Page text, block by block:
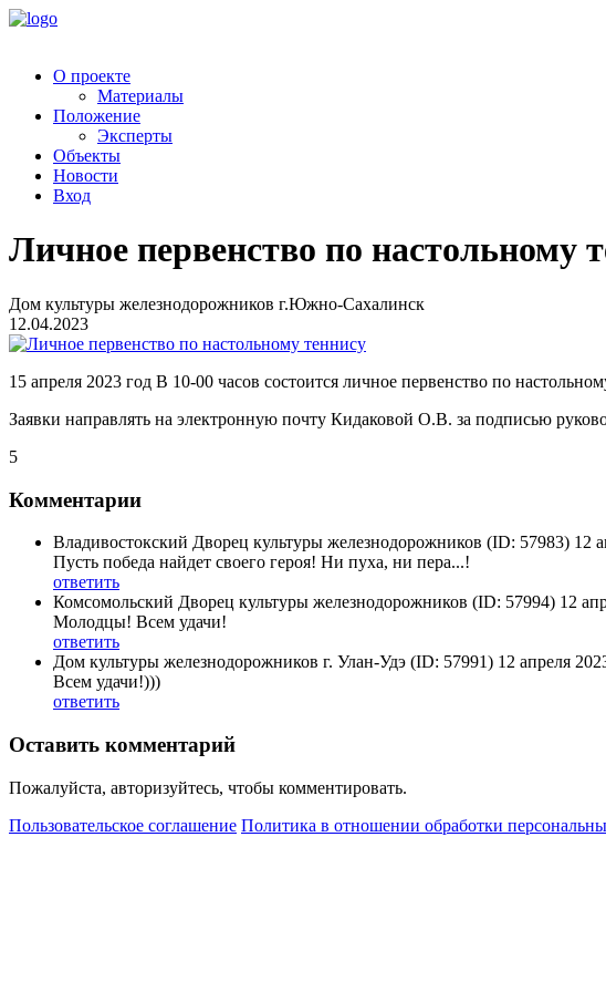
О проекте
Материалы
Положение
Эксперты
Объекты
Новости
Вход
Личное первенство по настольному
Дом культуры железнодорожников г.Южно-Сахалинск
12.04.2023
15 апреля 2023 год В 10-00 часов состоится личное первенство по
Заявки направлять на электронную почту Кидаковой О.В. за подписью
5
Комментарии
Владивостокский Дворец культуры железнодорожников (ID: 57983) 12
Пусть победа найдет своего героя! Ни пуха, ни пера...!
ответить
Комсомольский Дворец культуры железнодорожников (ID: 57994) 12
Молодцы! Всем удачи!
ответить
Дом культуры железнодорожников г. Улан-Удэ (ID: 57991) 12 апреля
Всем удачи!)))
ответить
Оставить комментарий
Пожалуйста, авторизуйтесь, чтобы комментировать.
Пользовательское соглашение Политика в отношении обработки